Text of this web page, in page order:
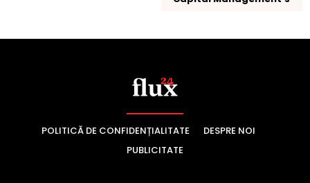
POLITICĂ DE CONFIDENȚIALITATE
DESPRE NOI
PUBLICITATE